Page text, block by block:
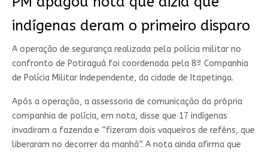
indígenas deram o primeiro disparo
A operação de segurança realizada pela polícia militar no
confronto de Potiraguá foi coordenada pela 8ª Companhia
de Polícia Militar Independente, da cidade de Itapetinga.
Após a operação, a assessoria de comunicação da própria
companhia de polícia, em nota, disse que 17 indígenas
invadiram a fazenda e “fizeram dois vaqueiros de reféns, que
liberaram no decorrer da manhã”. A nota ainda afirma que